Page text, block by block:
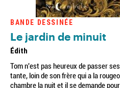
BANDE DESSINÉE
Le jardin de minuit
Édith
Tom n'est pas heureux de passer
tante, loin de son frère qui a la
chambre la nuit et il se demande